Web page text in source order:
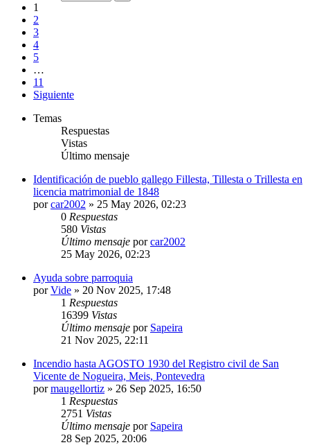
1
2
3
4
5
…
11
Siguiente
Temas
Respuestas
Vistas
Último mensaje
Identificación de pueblo gallego Fillesta, Tillesta o Trillesta en
licencia matrimonial de 1848
porcar2002 » 25 May 2026, 02:23
0 Respuestas
580 Vistas
Último mensaje porcar2002
25 May 2026, 02:23
Ayuda sobre parroquia
porVide » 20 Nov 2025, 17:48
1 Respuestas
16399 Vistas
Último mensaje por Sapeira
21 Nov 2025, 22:11
Incendio hasta AGOSTO 1930 del Registro civil de San
Vicente de Nogueira, Meis, Pontevedra
pormaugellortiz » 26 Sep 2025, 16:50
1 Respuestas
2751 Vistas
Último mensaje por Sapeira
28 Sep 2025, 20:06